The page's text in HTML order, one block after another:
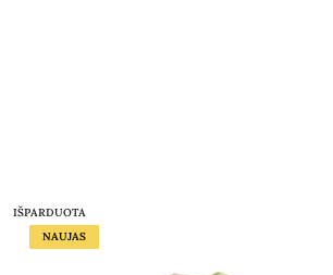
IŠPARDUOTA
NAUJAS